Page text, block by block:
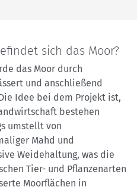
sich das Moor?
das Moor durch
und anschließend
Idee bei dem Projekt ist,
bestehen
umstellt von
Mahd und
Weidehaltung, was die
Tier- und Pflanzenarten
Moorflächen in